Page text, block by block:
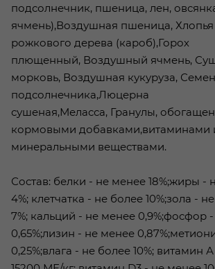
подсолнечник, пшеница, лен,
ячмень),Воздушная пшеница,
рожкового дерева (кароб),Горох
плющенный, Воздушный ячмень,
морковь, Воздушная кукуруза,
подсолнечника,Люцерна
сушеная,Меласса, Гранулы,
кормовыми добавками,витаминами
минеральными веществами.
Состав: белки - не менее 18%;жиры -
4%; клетчатка - не более 10%;зола -
7%; кальций - не менее 0,9%;фосфор
0,65%;лизин - не менее
0,25%;влага - не более 10%; витамин